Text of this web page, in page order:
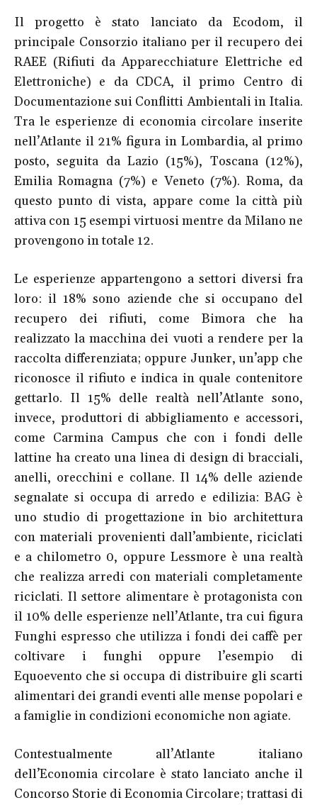
Il progetto è stato lanciato da Ecodom, il
principale Consorzio italiano per il recupero dei
RAEE (Rifiuti da Apparecchiature Elettriche ed
Elettroniche) e da CDCA, il primo Centro di
Documentazione sui Conflitti Ambientali in Italia.
Tra le esperienze di economia circolare inserite
nell’Atlante il 21% figura in Lombardia, al primo
posto, seguita da Lazio (15%), Toscana (12%),
Emilia Romagna (7%) e Veneto (7%). Roma, da
questo punto di vista, appare come la città più
attiva con 15 esempi virtuosi mentre da Milano ne
provengono in totale 12.
Le esperienze appartengono a settori diversi fra
loro: il 18% sono aziende che si occupano del
recupero dei rifiuti, come Bimora che ha
realizzato la macchina dei vuoti a rendere per la
raccolta differenziata; oppure Junker, un’app che
riconosce il rifiuto e indica in quale contenitore
gettarlo. Il 15% delle realtà nell’Atlante sono,
invece, produttori di abbigliamento e accessori,
come Carmina Campus che con i fondi delle
lattine ha creato una linea di design di bracciali,
anelli, orecchini e collane. Il 14% delle aziende
segnalate si occupa di arredo e edilizia: BAG è
uno studio di progettazione in bio architettura
con materiali provenienti dall’ambiente, riciclati
e a chilometro 0, oppure Lessmore è una realtà
che realizza arredi con materiali completamente
riciclati. Il settore alimentare è protagonista con
il 10% delle esperienze nell’Atlante, tra cui figura
Funghi espresso che utilizza i fondi dei caffè per
coltivare i funghi oppure l’esempio di
Equoevento che si occupa di distribuire gli scarti
alimentari dei grandi eventi alle mense popolari e
a famiglie in condizioni economiche non agiate.
Contestualmente all’Atlante italiano
dell’Economia circolare è stato lanciato anche il
Concorso Storie di Economia Circolare; trattasi di